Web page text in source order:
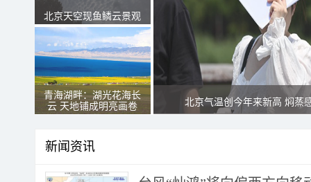
北京天空现鱼鳞云景观
青海湖畔：湖光花海长
云 天地铺成明亮画卷
北京气温创今年来新高 焖蒸
新闻资讯